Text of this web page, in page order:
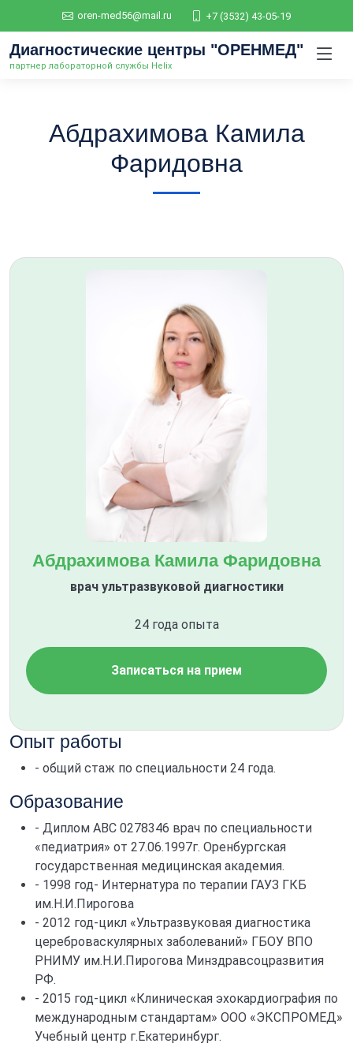
oren-med56@mail.ru +7 (3532) 43-05-19
Диагностические центры "ОРЕНМЕД"
партнер лабораторной службы Helix
Абдрахимова Камила
Фаридовна
Абдрахимова Камила Фаридовна
врач ультразвуковой диагностики
24 года опыта
Записаться на прием
Опыт работы
- общий стаж по специальности 24 года.
Образование
- Диплом АВС 0278346 врач по специальности
«педиатрия» от 27.06.1997г. Оренбургская
государственная медицинская академия.
- 1998 год- Интернатура по терапии ГАУЗ ГКБ
им.Н.И.Пирогова
- 2012 год-цикл «Ультразвуковая диагностика
цереброваскулярных заболеваний» ГБОУ ВПО
РНИМУ им.Н.И.Пирогова Минздравсоцразвития
РФ.
- 2015 год-цикл «Клиническая эхокардиография по
международным стандартам» ООО «ЭКСПРОМЕД»
Учебный центр г.Екатеринбург.